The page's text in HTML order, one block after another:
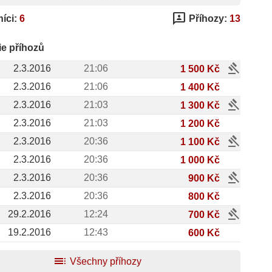
6 3p Příhozy: 13
příhozů
2.3.2016
21:06 1 500 Kč gavel
2.3.2016 21:06
1 400 Kč
2.3.2016
21:03 1 300 Kč gavel
2.3.2016 21:03
1 200 Kč
2.3.2016
20:36 1 100 Kč gavel
2.3.2016 20:36
1 000 Kč
2.3.2016
20:36 900 Kč gavel
2.3.2016 20:36
800 Kč
29.2.2016
12:24 700 Kč gavel
19.2.2016 12:43 600 Kč
toc Všechny příhozy